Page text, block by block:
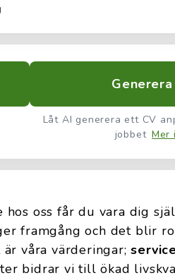
Generera
Låt AI generera ett CV
jobbet Mer
oss får du vara dig
framgång och det blir
våra värderingar;
bidrar vi till ökad